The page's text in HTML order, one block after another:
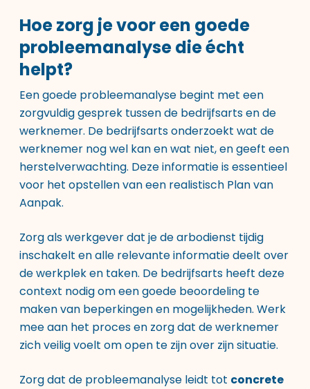
Hoe zorg je voor een goede
probleemanalyse die écht
helpt?
Een goede probleemanalyse begint met een
zorgvuldig gesprek tussen de bedrijfsarts en de
werknemer. De bedrijfsarts onderzoekt wat de
werknemer nog wel kan en wat niet, en geeft een
herstelverwachting. Deze informatie is essentieel
voor het opstellen van een realistisch Plan van
Aanpak.
Zorg als werkgever dat je de arbodienst tijdig
inschakelt en alle relevante informatie deelt over
de werkplek en taken. De bedrijfsarts heeft deze
context nodig om een goede beoordeling te
maken van beperkingen en mogelijkheden. Werk
mee aan het proces en zorg dat de werknemer
zich veilig voelt om open te zijn over zijn situatie.
Zorg dat de probleemanalyse leidt tot concrete